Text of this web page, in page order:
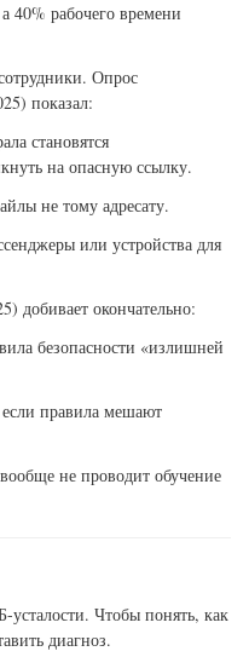
40% рабочего времени
Опрос
показал:
становятся
на опасную ссылку.
не тому адресату.
или устройства для
добивает окончательно:
безопасности «излишней
правила мешают
не проводит обучение
Чтобы понять, как
диагноз.